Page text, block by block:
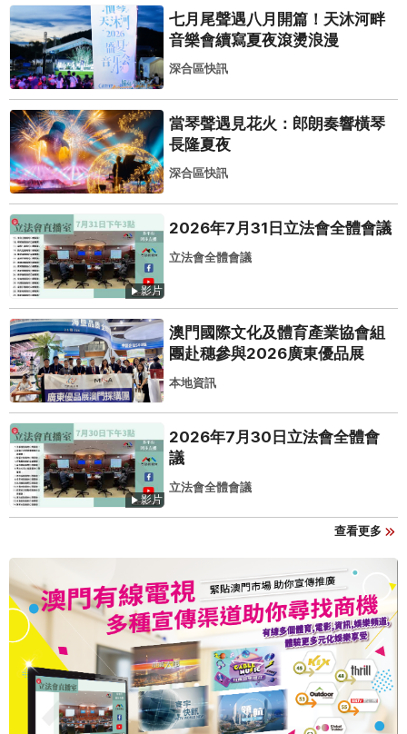
七月尾聲遇八月開篇！天沐河畔
音樂會續寫夏夜滾燙浪漫
深合區快訊
當琴聲遇見花火：郎朗奏響橫琴
長隆夏夜
深合區快訊
影片
2026年7月31日立法會全體會議
立法會全體會議
澳門國際文化及體育產業協會組
團赴穗參與2026廣東優品展
本地資訊
影片
2026年7月30日立法會全體會
議
立法會全體會議
查看更多